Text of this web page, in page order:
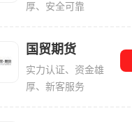
厚、安全可靠
国贸期货
实力认证、资金雄
厚、新客服务